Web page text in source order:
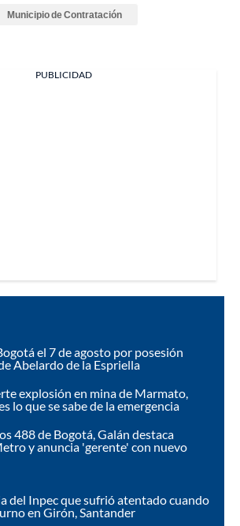
Municipio de Contratación
PUBLICIDAD
el 7 de agosto por posesión
Abelardo de la Espriella
explosión en mina de Marmato,
lo que se sabe de la emergencia
488 de Bogotá, Galán destaca
y anuncia 'gerente' con nuevo
del Inpec que sufrió atentado cuando
en Girón, Santander